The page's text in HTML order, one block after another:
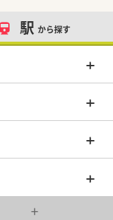
駅 から探す